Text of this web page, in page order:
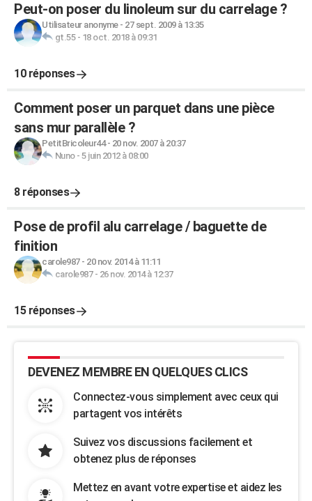
Peut-on poser du linoleum sur du carrelage ?
Utilisateur anonyme- 27 sept. 2009 à 13:35
gt.55- 18 oct. 2018 à 09:31
10 réponses
Comment poser un parquet dans une pièce
sans mur parallèle ?
PetitBricoleur44- 20 nov. 2007 à 20:37
Nuno- 5 juin 2012 à 08:00
8 réponses
Pose de profil alu carrelage / baguette de
finition
carole987- 20 nov. 2014 à 11:11
carole987- 26 nov. 2014 à 12:37
15 réponses
DEVENEZ MEMBRE EN QUELQUES CLICS
Connectez-vous simplement avec ceux qui
partagent vos intérêts
Suivez vos discussions facilement et
obtenez plus de réponses
Mettez en avant votre expertise et aidez les